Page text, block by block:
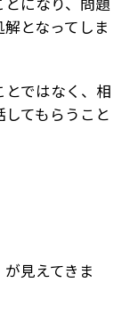
となってしま
ではなく、相
てもらうこと
見えてきま